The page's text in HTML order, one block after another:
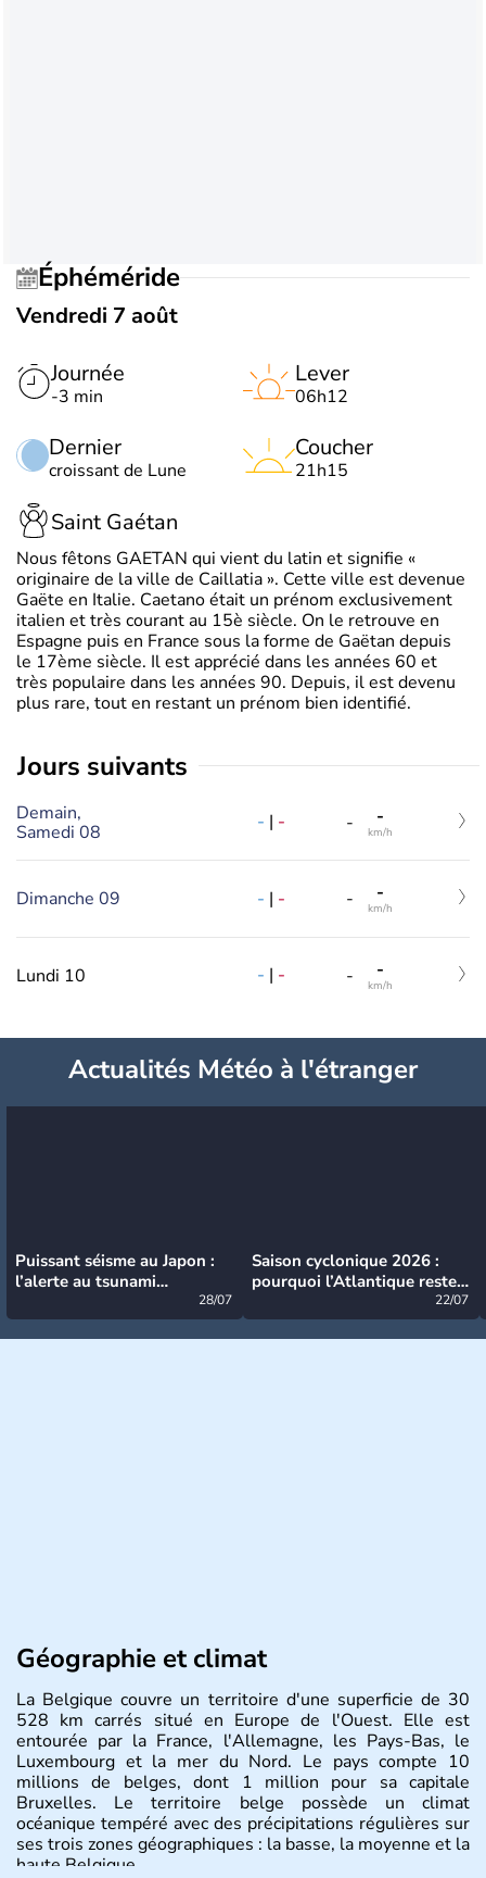
Éphéméride
Vendredi 7 août
Journée
-3 min
Dernier
croissant de Lune
Lever
06h12
Coucher
21h15
Saint Gaétan
Nous fêtons GAETAN qui vient du latin et signifie «
originaire de la ville de Caillatia ». Cette ville est devenue
Gaëte en Italie. Caetano était un prénom exclusivement
italien et très courant au 15è siècle. On le retrouve en
Espagne puis en France sous la forme de Gaëtan depuis
le 17ème siècle. Il est apprécié dans les années 60 et
très populaire dans les années 90. Depuis, il est devenu
plus rare, tout en restant un prénom bien identifié.
jours suivants
Demain,
Samedi 08
- | - - -
km/h
Dimanche 09 - | - - -
km/h
Lundi 10 - | - - -
km/h
Actualités Météo à l'étranger
Puissant séisme au Japon :
l’alerte au tsunami
28/07
Saison cyclonique 2026 :
pourquoi l’Atlantique reste
22/07
Géographie et climat
La Belgique couvre un territoire d'une superficie de 30
528 km carrés situé en Europe de l'Ouest. Elle est
entourée par la France, l'Allemagne, les Pays-Bas, le
Luxembourg et la mer du Nord. Le pays compte 10
millions de belges, dont 1 million pour sa capitale
Bruxelles. Le territoire belge possède un climat
océanique tempéré avec des précipitations régulières sur
ses trois zones géographiques : la basse, la moyenne et la
haute Belgique.